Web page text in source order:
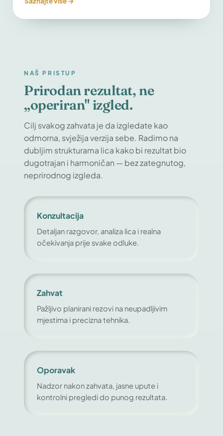
NAŠ PRISTUP
Prirodan rezultat, ne
„operiran" izgled.
Cilj svakog zahvata je da izgledate kao
odmorna, svježija verzija sebe. Radimo na
dubljim strukturama lica kako bi rezultat bio
dugotrajan i harmoničan — bez zategnutog,
neprirodnog izgleda.
Konzultacija
Detaljan razgovor, analiza lica i realna
očekivanja prije svake odluke.
Zahvat
Pažljivo planirani rezovi na neupadljivim
mjestima i precizna tehnika.
Oporavak
Nadzor nakon zahvata, jasne upute i
kontrolni pregledi do punog rezultata.